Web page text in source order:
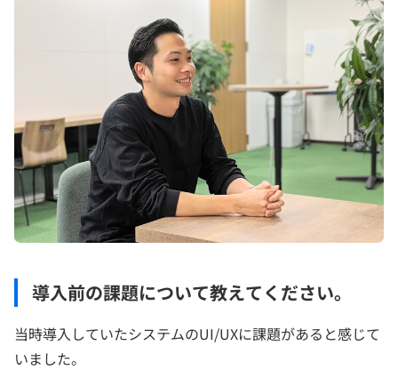
導入前の課題について教えてください。
当時導入していたシステムのUI/UXに課題があると感じて
いました。